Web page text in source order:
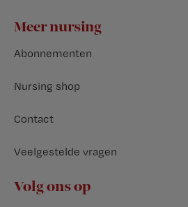
Footer
Meer nursing
Abonnementen
Nursing shop
Contact
Veelgestelde vragen
Volg ons op